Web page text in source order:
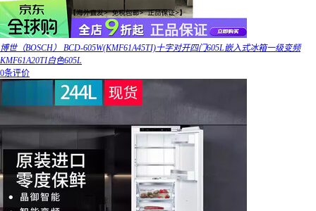
博世（BOSCH） BCD-605W(KMF61A45TI)十字对开四门605L嵌入式冰箱一级变频
KMF61A20TI白色605L
0条评价